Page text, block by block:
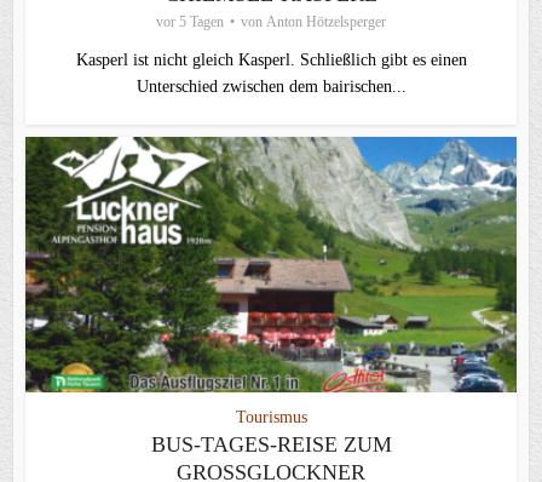
vor 5 Tagen von Anton Hötzelsperger
Kasperl ist nicht gleich Kasperl. Schließlich gibt es einen
Unterschied zwischen dem bairischen...
Tourismus
BUS-TAGES-REISE ZUM
GROSSGLOCKNER